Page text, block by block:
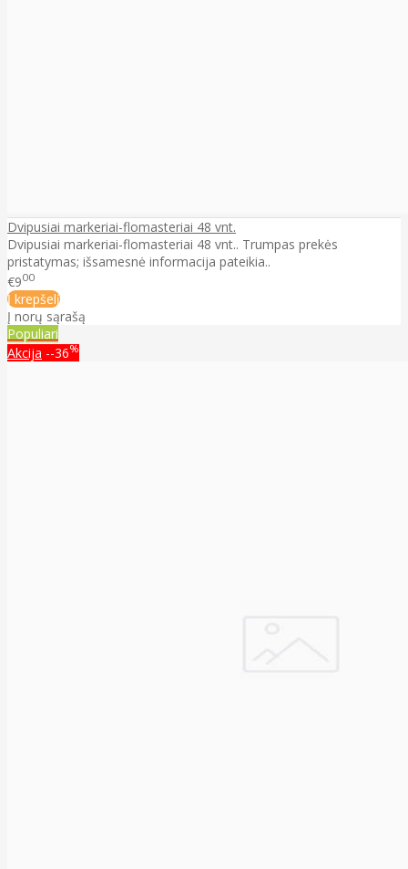
Dvipusiai markeriai-flomasteriai 48 vnt.
Dvipusiai markeriai-flomasteriai 48 vnt.. Trumpas prekės
pristatymas; išsamesnė informacija pateikia..
€900
Į krepšelį
Į norų sąrašą
Populiari
Akcija --36%